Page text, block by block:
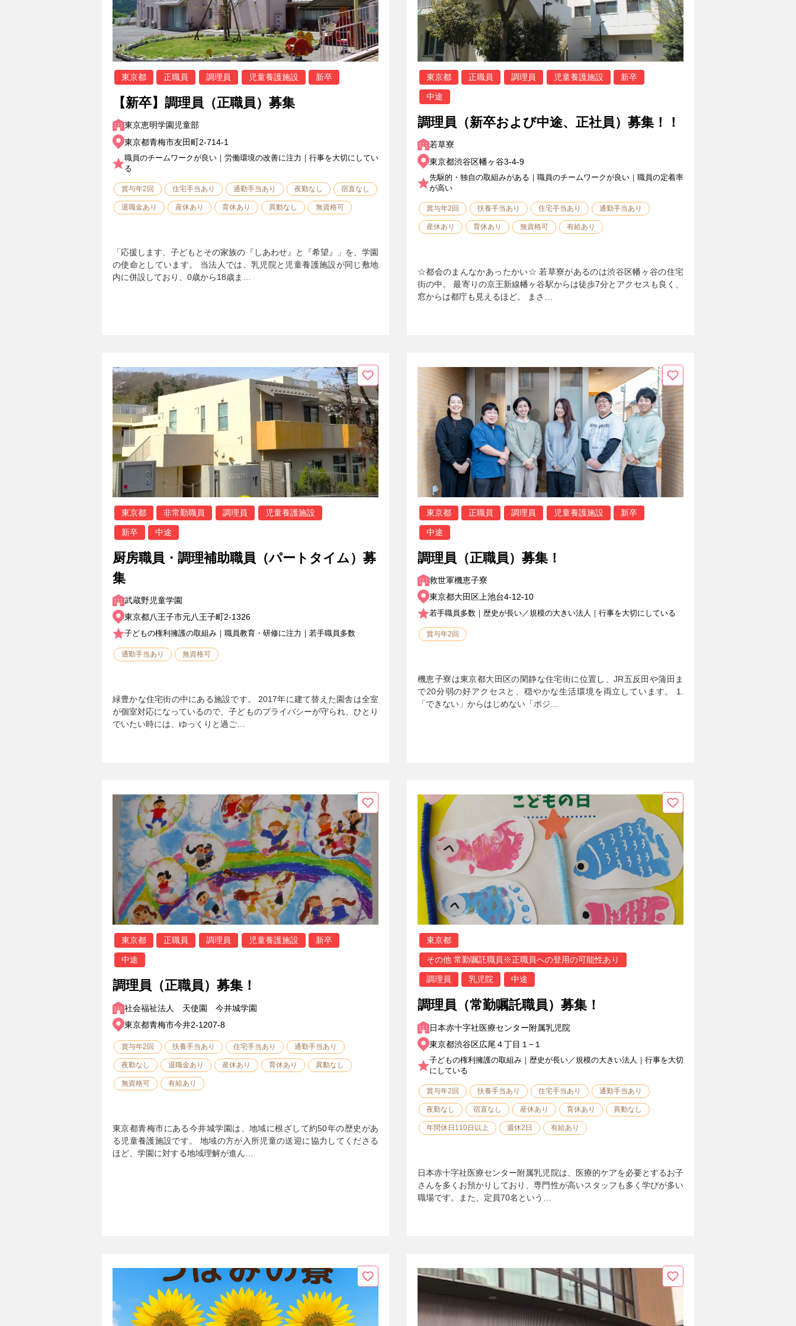
東京都 正職員 調理員 児童養護施設 新卒
【新卒】調理員（正職員）募集
東京恵明学園児童部
東京都青梅市友田町2-714-1
職員のチームワークが良い｜労働環境の改善に注力｜行事を大切にしてい
る
賞与年2回 住宅手当あり 通勤手当あり 夜勤なし 宿直なし
退職金あり 産休あり 育休あり 異動なし 無資格可
「応援します、子どもとその家族の『しあわせ』と『希望』」を、学園
の使命としています。 当法人では、乳児院と児童養護施設が同じ敷地
内に併設しており、0歳から18歳ま…
東京都 正職員 調理員 児童養護施設 新卒
中途
調理員（新卒および中途、正社員）募集！！
若草寮
東京都渋谷区幡ヶ谷3-4-9
先駆的・独自の取組みがある｜職員のチームワークが良い｜職員の定着率
が高い
賞与年2回 扶養手当あり 住宅手当あり 通勤手当あり
産休あり 育休あり 無資格可 有給あり
☆都会のまんなかあったかい☆ 若草寮があるのは渋谷区幡ヶ谷の住宅
街の中。 最寄りの京王新線幡ヶ谷駅からは徒歩7分とアクセスも良く、
窓からは都庁も見えるほど。 まさ…
東京都 非常勤職員 調理員 児童養護施設
新卒 中途
厨房職員・調理補助職員（パートタイム）募
集
武蔵野児童学園
東京都八王子市元八王子町2-1326
子どもの権利擁護の取組み｜職員教育・研修に注力｜若手職員多数
通勤手当あり 無資格可
緑豊かな住宅街の中にある施設です。 2017年に建て替えた園舎は全室
が個室対応になっているので、子どものプライバシーが守られ、ひとり
でいたい時には、ゆっくりと過ご…
東京都 正職員 調理員 児童養護施設 新卒
中途
調理員（正職員）募集！
救世軍機恵子寮
東京都大田区上池台4-12-10
若手職員多数｜歴史が長い／規模の大きい法人｜行事を大切にしている
賞与年2回
機恵子寮は東京都大田区の閑静な住宅街に位置し、JR五反田や蒲田ま
で20分弱の好アクセスと、穏やかな生活環境を両立しています。 1.
「できない」からはじめない「ポジ…
東京都 正職員 調理員 児童養護施設 新卒
中途
調理員（正職員）募集！
社会福祉法人 天使園 今井城学園
東京都青梅市今井2-1207-8
賞与年2回 扶養手当あり 住宅手当あり 通勤手当あり
夜勤なし 退職金あり 産休あり 育休あり 異動なし
無資格可 有給あり
東京都青梅市にある今井城学園は、地域に根ざして約50年の歴史があ
る児童養護施設です。 地域の方が入所児童の送迎に協力してくださる
ほど、学園に対する地域理解が進ん…
東京都
その他 常勤嘱託職員※正職員への登用の可能性あり
調理員 乳児院 中途
調理員（常勤嘱託職員）募集！
日本赤十字社医療センター附属乳児院
東京都渋谷区広尾４丁目１−１
子どもの権利擁護の取組み｜歴史が長い／規模の大きい法人｜行事を大切
にしている
賞与年2回 扶養手当あり 住宅手当あり 通勤手当あり
夜勤なし 宿直なし 産休あり 育休あり 異動なし
年間休日110日以上 週休2日 有給あり
日本赤十字社医療センター附属乳児院は、医療的ケアを必要とするお子
さんを多くお預かりしており、専門性が高いスタッフも多く学びが多い
職場です。また、定員70名という…